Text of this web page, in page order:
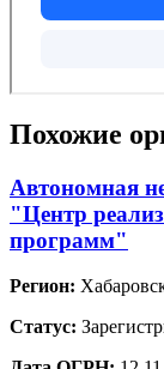
Похожие
Автономная
"Центр
программ"
Регион:
Статус: